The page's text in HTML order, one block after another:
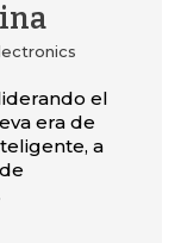
el
era de
a